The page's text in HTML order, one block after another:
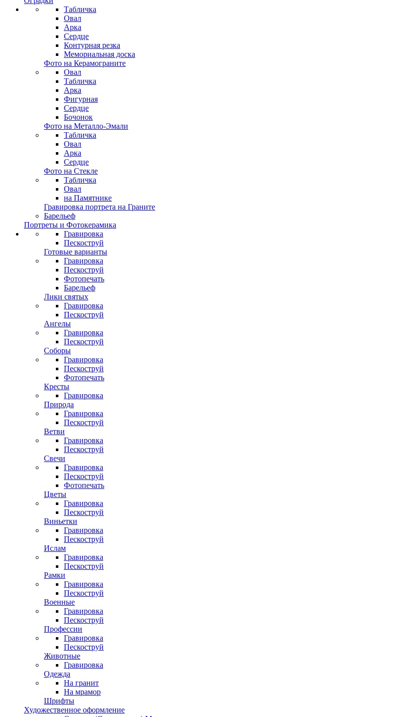
Табличка
Овал
Арка
Сердце
Контурная резка
Мемориальная доска
Фото на Керамограните
Овал
Табличка
Арка
Фигурная
Сердце
Бочонок
Фото на Металло-Эмали
Табличка
Овал
Арка
Сердце
Фото на Стекле
Табличка
Овал
на Памятнике
Гравировка портрета на Граните
Барельеф
Портреты и Фотокерамика
Гравировка
Пескоструй
Готовые варианты
Гравировка
Пескоструй
Фотопечать
Барельеф
Лики святых
Гравировка
Пескоструй
Ангелы
Гравировка
Пескоструй
Соборы
Гравировка
Пескоструй
Фотопечать
Кресты
Гравировка
Природа
Гравировка
Пескоструй
Ветви
Гравировка
Пескоструй
Свечи
Гравировка
Пескоструй
Фотопечать
Цветы
Гравировка
Пескоструй
Виньетки
Гравировка
Пескоструй
Ислам
Гравировка
Пескоструй
Рамки
Гравировка
Пескоструй
Военные
Гравировка
Пескоструй
Профессии
Гравировка
Пескоструй
Животные
Гравировка
Одежда
На гранит
На мрамор
Шрифты
Художественное оформление